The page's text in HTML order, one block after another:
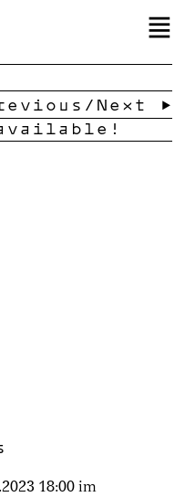
/ Next →
18:00 im